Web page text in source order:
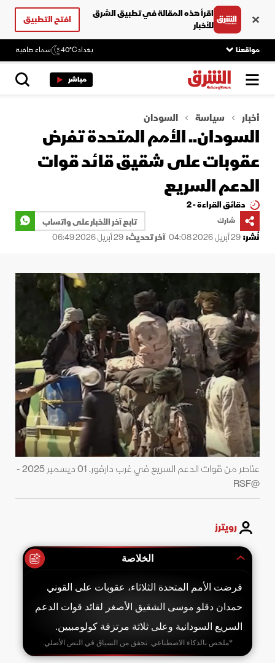
اقرأ هذه المقالة في تطبيق الشرق
للأخبار
افتح التطبيق
مواقعنا بغداد40°C سماء صافية
مباشر
أخبار سياسة السودان
السودان.. الأمم المتحدة تفرض
عقوبات على شقيق قائد قوات
الدعم السريع
دقائق القراءة - 2
شارك
تابع آخر الأخبار على واتساب
نُشر:29 أبريل 2026 04:08 آخر تحديث:29 أبريل 2026 06:49
عناصر من قوات الدعم السريع في غرب دارفور. 01 ديسمبر 2025 -
@RSF
رويترز
الخلاصة
فرضت الأمم المتحدة الثلاثاء، عقوبات على القوني
حمدان دقلو موسى الشقيق الأصغر لقائد قوات الدعم
السريع السودانية وعلى ثلاثة مرتزقة كولومبيين.
*ملخص بالذكاء الاصطناعي. تحقق من السياق في النص الأصلي.